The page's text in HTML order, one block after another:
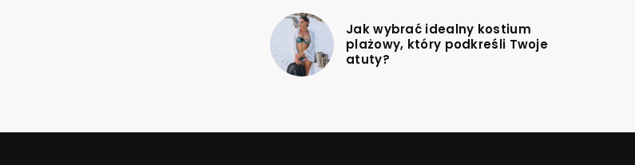
Jak wybrać idealny kostium
plażowy, który podkreśli Twoje
atuty?